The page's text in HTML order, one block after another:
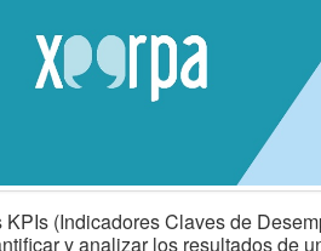
KPIs (Indicadores Claves de
y analizar los resultados de